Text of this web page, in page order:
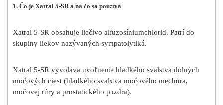
1. Čo je Xatral 5-SR a na čo sa používa
Xatral 5-SR obsahuje liečivo alfuzosíniumchlorid. Patrí do
skupiny liekov nazývaných sympatolytiká.
Xatral 5-SR vyvoláva uvoľnenie hladkého svalstva dolných
močových ciest (hladkého svalstva močového mechúra,
močovej rúry a prostatického puzdra).